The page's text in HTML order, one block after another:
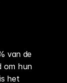
van de
om hun
het